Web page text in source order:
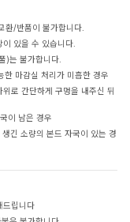
환/반품이 불가합니다.
있을 수 있습니다.
)는 불가합니다.
한 마감실 처리가 미흡한 경우
로 간단하게 구멍을 내주신 뒤
이 남은 경우
긴 소량의 본드 자국이 있는 경
드립니다